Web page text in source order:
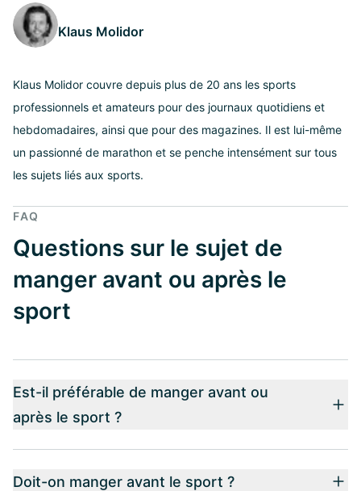
Klaus Molidor
Klaus Molidor couvre depuis plus de 20 ans les sports
professionnels et amateurs pour des journaux quotidiens et
hebdomadaires, ainsi que pour des magazines. Il est lui-même
un passionné de marathon et se penche intensément sur tous
les sujets liés aux sports.
FAQ
Questions sur le sujet de
manger avant ou après le
sport
Est-il préférable de manger avant ou
après le sport ?
Doit-on manger avant le sport ?